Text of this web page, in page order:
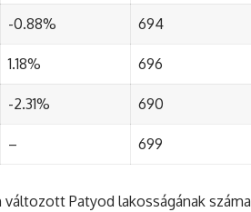
-0.88% 694
1.18% 696
-2.31% 690
– 699
Patyod lakosságának száma